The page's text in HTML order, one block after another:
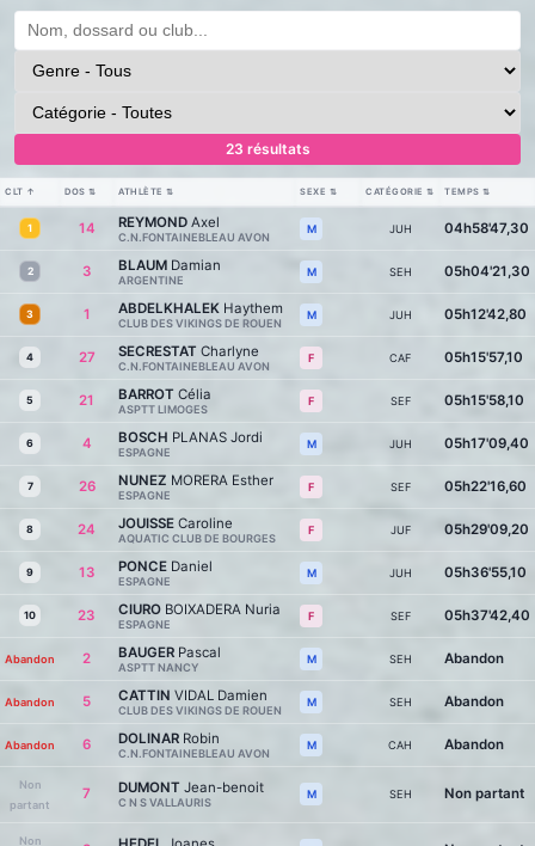
23 résultats
CLT ↑ DOS ⇅ ATHLÈTE ⇅ SEXE ⇅ CATÉGORIE ⇅ TEMPS ⇅
1 14 REYMOND Axel
C.N.FONTAINEBLEAU AVON
M JUH 04h58'47,30
2 3 BLAUM Damian
ARGENTINE
M SEH 05h04'21,30
3 1 ABDELKHALEK Haythem
CLUB DES VIKINGS DE ROUEN
M JUH 05h12'42,80
4 27 SECRESTAT Charlyne
C.N.FONTAINEBLEAU AVON
F CAF 05h15'57,10
5 21 BARROT Célia
ASPTT LIMOGES
F SEF 05h15'58,10
6 4 BOSCH PLANAS Jordi
ESPAGNE
M JUH 05h17'09,40
7 26 NUNEZ MORERA Esther
ESPAGNE
F SEF 05h22'16,60
8 24 JOUISSE Caroline
AQUATIC CLUB DE BOURGES
F JUF 05h29'09,20
9 13 PONCE Daniel
ESPAGNE
M JUH 05h36'55,10
10 23 CIURO BOIXADERA Nuria
ESPAGNE
F SEF 05h37'42,40
Abandon 2 BAUGER Pascal
ASPTT NANCY
M SEH Abandon
Abandon 5 CATTIN VIDAL Damien
CLUB DES VIKINGS DE ROUEN
M SEH Abandon
Abandon 6 DOLINAR Robin
C.N.FONTAINEBLEAU AVON
M CAH Abandon
Non
partant
7 DUMONT Jean-benoit
C N S VALLAURIS
M SEH Non partant
Non